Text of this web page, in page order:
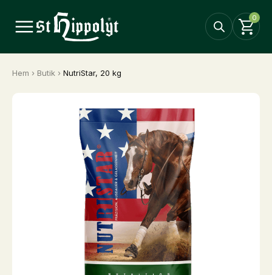
0
Hem › Butik › NutriStar, 20 kg